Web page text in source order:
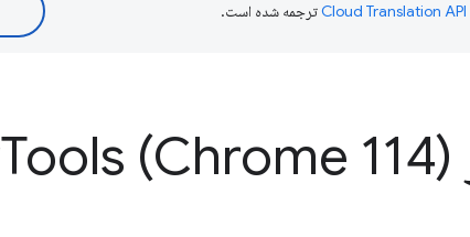
ترجمه شده است.
Tools (Chrome 114)